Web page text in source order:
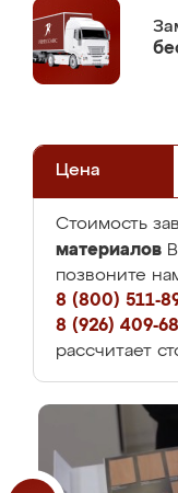
Цена
Стоимость
материалов
позвоните
8 (800) 511-
8 (926) 409-
рассчитает